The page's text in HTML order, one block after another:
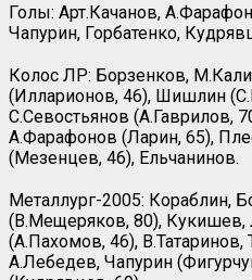
Голы: Арт.Качанов,
Чапурин, Горбатенко,
Колос ЛР: Борзенков,
(Илларионов, 46), Шишлин
С.Севостьянов (А.Гаврилов,
А.Фарафонов (Ларин, 65),
(Мезенцев, 46), Ельчанинов.
Металлург-2005: Кораблин,
(В.Мещеряков, 80),
(А.Пахомов, 46),
А.Лебедев, Чапурин